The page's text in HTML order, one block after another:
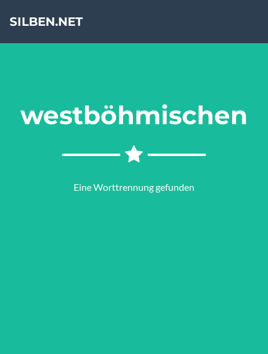
SILBEN.NET
westböhmischen
Eine Worttrennung gefunden